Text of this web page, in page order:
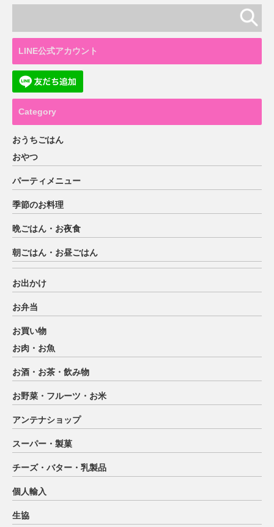
LINE公式アカウント
Category
おうちごはん
おやつ
パーティメニュー
季節のお料理
晩ごはん・お夜食
朝ごはん・お昼ごはん
お出かけ
お弁当
お買い物
お肉・お魚
お酒・お茶・飲み物
お野菜・フルーツ・お米
アンテナショップ
スーパー・製菓
チーズ・バター・乳製品
個人輸入
生協